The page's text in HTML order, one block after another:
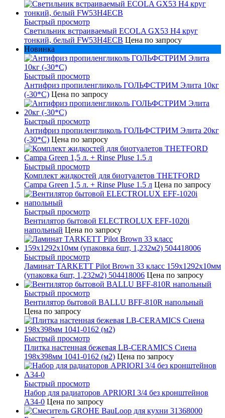
Быстрый просмотр
Светильник встраиваемый ECOLA GX53 H4 круг
тонкий, белый FW53H4ECB Цена по запросу
Новинка
Быстрый просмотр
Антифриз пропиленгликоль ГОЛЬФСТРИМ Элита 10кг
(-30*С) Цена по запросу
Быстрый просмотр
Антифриз пропиленгликоль ГОЛЬФСТРИМ Элита 20кг
(-30*С) Цена по запросу
Быстрый просмотр
Комплект жидкостей для биотуалетов THETFORD
Campa Green 1,5 л. + Rinse Pluse 1.5 л Цена по запросу
Быстрый просмотр
Вентилятор бытовой ELECTROLUX EFF-1020i
напольный Цена по запросу
Быстрый просмотр
Ламинат TARKETT Pilot Brown 33 класс 159х1292х10мм
(упаковка 6шт, 1,232м2) 504418006 Цена по запросу
Быстрый просмотр
Вентилятор бытовой BALLU BFF-810R напольный
Цена по запросу
Быстрый просмотр
Плитка настенная бежевая LB-CERAMICS Сиена
198x398мм 1041-0162 (м2) Цена по запросу
Быстрый просмотр
Набор для радиаторов APRIORI 3/4 без кронштейнов
A34-0 Цена по запросу